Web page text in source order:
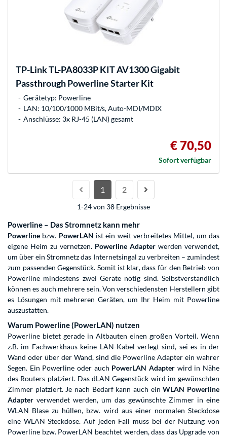
TP-LinkTL-PA8033P KIT AV1300 Gigabit
Passthrough Powerline Starter Kit
Gerätetyp: Powerline
LAN: 10/100/1000 MBit/s, Auto-MDI/MDIX
Anschlüsse: 3x RJ-45 (LAN) gesamt
€ 70,50
Sofort verfügbar
1 2
1-24 von 38 Ergebnisse
Powerline – Das Stromnetz kann mehr
Powerline bzw. PowerLAN ist ein weit verbreitetes Mittel, um das
eigene Heim zu vernetzen. Powerline Adapter werden verwendet,
um über ein Stromnetz das Internetsingal zu verbreiten – zumindest
zum passenden Gegenstück. Somit ist klar, dass für den Betrieb von
Powerline mindestens zwei Geräte nötig sind. Selbstverständlich
können es auch mehrere sein. Von verschiedensten Herstellern gibt
es Lösungen mit mehreren Geräten, um Ihr Heim mit Powerline
auszustatten.
Warum Powerline (PowerLAN) nutzen
Powerline bietet gerade in Altbauten einen großen Vorteil. Wenn
z.B. im Fachwerkhaus keine LAN-Kabel verlegt sind, sei es in der
Wand oder über der Wand, sind die Powerline Adapter ein wahrer
Segen. Ein Powerline oder auch PowerLAN Adapter wird in Nähe
des Routers platziert. Das dLAN Gegenstück wird im gewünschten
Zimmer platziert. Je nach Bedarf kann auch einWLAN Powerline
Adapter verwendet werden, um das gewünschte Zimmer in eine
WLAN Blase zu hüllen, bzw. wird aus einer normalen Steckdose
eine WLAN Steckdose. Auf jeden Fall muss bei der Nutzung von
Powerline bzw. PowerLAN beachtet werden, dass das Upgrade von